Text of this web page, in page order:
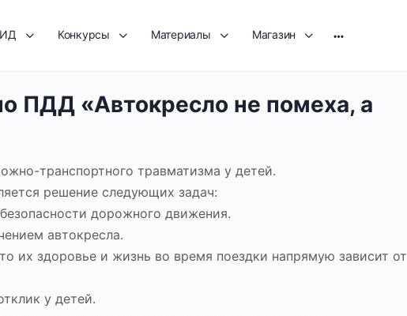
Конкурсы Материалы Магазин
ПДД «Автокресло не помеха, а
транспортного травматизма у детей.
решение следующих задач:
дорожного движения.
автокресла.
их здоровье и жизнь во время поездки напрямую зависит от
у детей.